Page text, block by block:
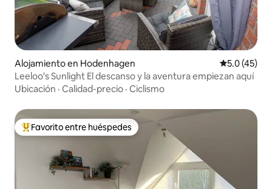
Alojamiento en Hodenhagen Calificación
5.0 (45)
Leeloo's Sunlight El descanso y la aventura empiezan aquí
Ubicación · Calidad-precio · Ciclismo
Favorito entre huéspedes preferido
Favorito entre huéspedes